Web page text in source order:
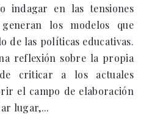
indagar en las tensiones
generan los modelos que
de las políticas educativas.
reflexión sobre la propia
criticar a los actuales
el campo de elaboración
lugar,...